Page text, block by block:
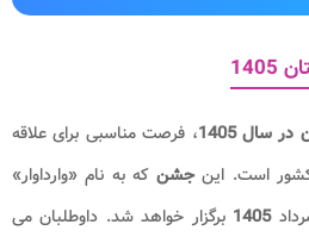
سال 1405
، فرصت مناسبی برای علاقه
است. اینجشنکه به نام «وارداوار»
1405 برگزار خواهد شد. داوطلبان می